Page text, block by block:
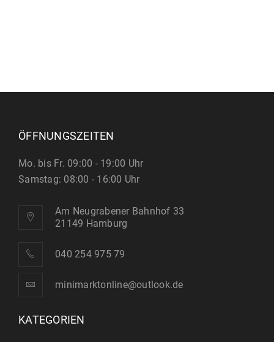
ÖFFNUNGSZEITEN
Mo. bis Fr. 09:00 - 19:00 Uhr
Samstag: 08:00 - 16:00 Uhr
Am Neugrabener Bahnhof 33
21149 Hamburg
040 254 975 79
minimarktonline@outlook.de
KATEGORIEN